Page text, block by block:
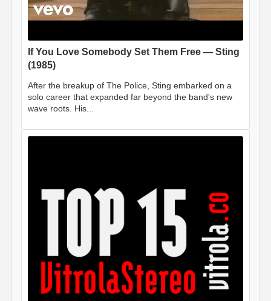
If You Love Somebody Set Them Free — Sting
(1985)
After the breakup of The Police, Sting embarked on a
solo career that expanded far beyond the band's new
wave roots. His...